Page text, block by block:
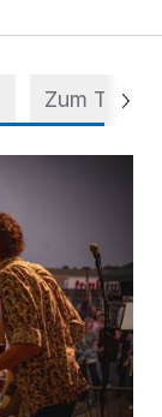
Zum Thema